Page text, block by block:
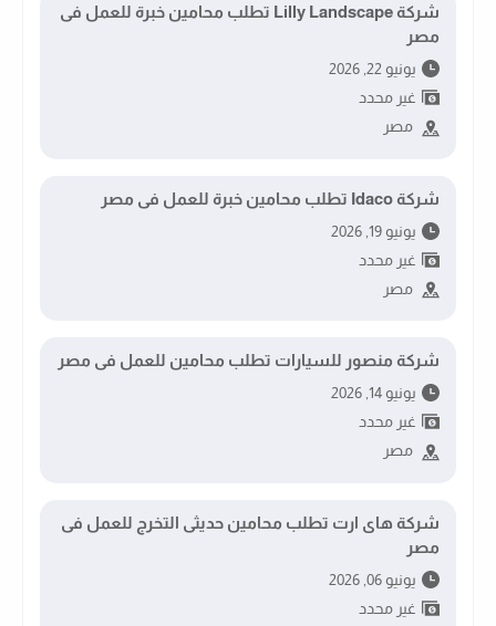
شركة Lilly Landscape تطلب محامين خبرة للعمل فى
مصر
يونيو 22, 2026
غير محدد
مصر
شركة Idaco تطلب محامين خبرة للعمل فى مصر
يونيو 19, 2026
غير محدد
مصر
شركة منصور للسيارات تطلب محامين للعمل فى مصر
يونيو 14, 2026
غير محدد
مصر
شركة هاى ارت تطلب محامين حديثى التخرج للعمل فى
مصر
يونيو 06, 2026
غير محدد